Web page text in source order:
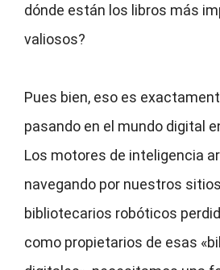
dónde están los libros más
valiosos?
Pues bien, eso es
pasando en el mundo digital
Los motores de inteligencia
navegando por nuestros
bibliotecarios robóticos
como propietarios de esas